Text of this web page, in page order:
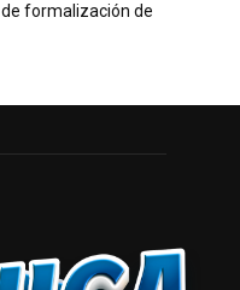
formalización de